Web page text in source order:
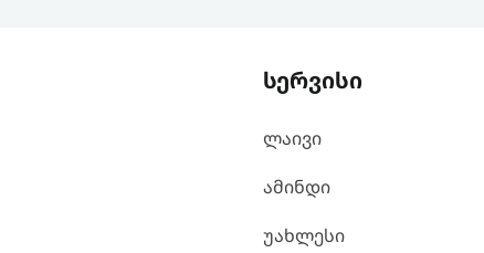
სერვისი
ლაივი
ამინდი
უახლესი